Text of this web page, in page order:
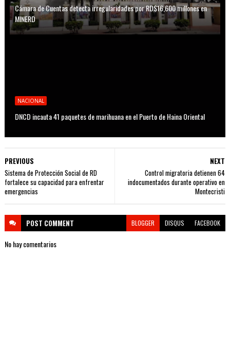
Cámara de Cuentas detecta irregularidades por RD$16,600 millones en
MINERD
NACIONAL
DNCD incauta 41 paquetes de marihuana en el Puerto de Haina Oriental
NEXT
Control migratoria detienen 64
indocumentados durante operativo en
Montecristi
PREVIOUS
Sistema de Protección Social de RD
fortalece su capacidad para enfrentar
emergencias
POST COMMENT BLOGGER DISQUS FACEBOOK
No hay comentarios